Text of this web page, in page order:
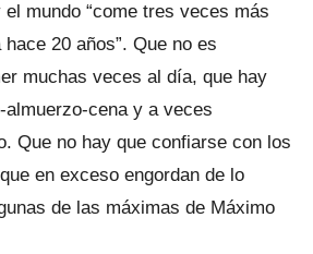
mundo “come tres veces más
20 años”. Que no es
muchas veces al día, que hay
cena y a veces
Que no hay que confiarse con los
en exceso engordan de lo
de las máximas de Máximo